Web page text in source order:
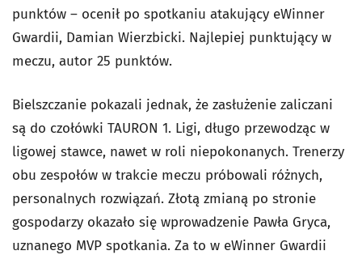
punktów – ocenił po spotkaniu atakujący eWinner
Gwardii, Damian Wierzbicki. Najlepiej punktujący w
meczu, autor 25 punktów.
Bielszczanie pokazali jednak, że zasłużenie zaliczani
są do czołówki TAURON 1. Ligi, długo przewodząc w
ligowej stawce, nawet w roli niepokonanych. Trenerzy
obu zespołów w trakcie meczu próbowali różnych,
personalnych rozwiązań. Złotą zmianą po stronie
gospodarzy okazało się wprowadzenie Pawła Gryca,
uznanego MVP spotkania. Za to w eWinner Gwardii